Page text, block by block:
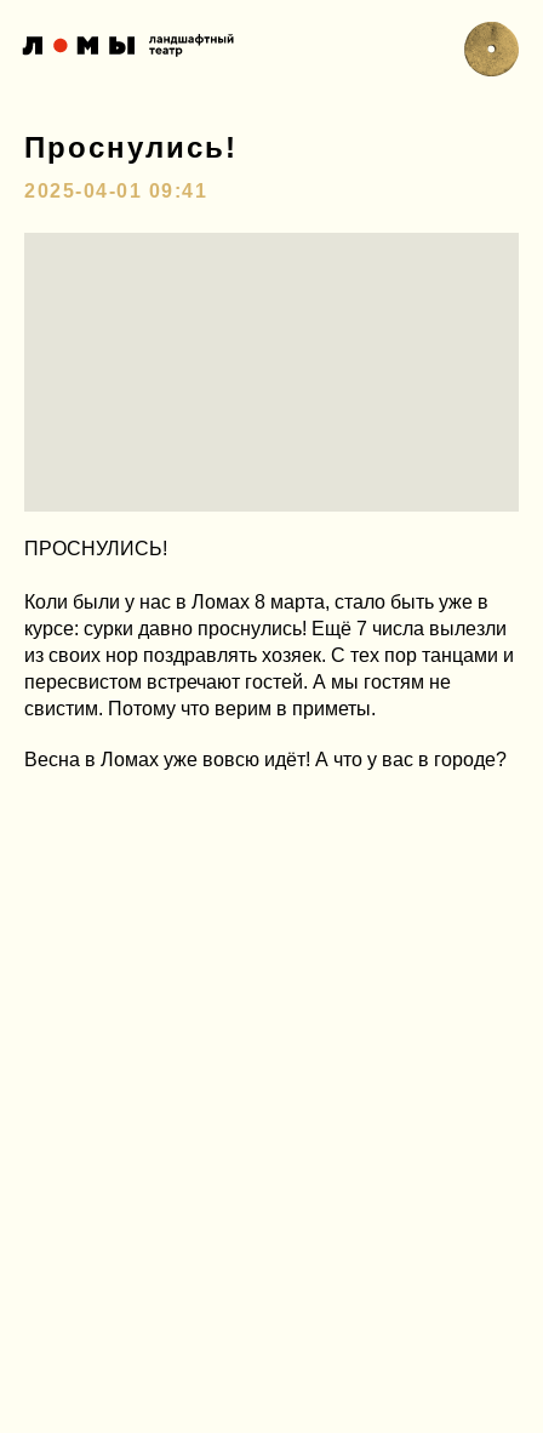
Проснулись!
2025-04-01 09:41
ПРОСНУЛИСЬ!
Коли были у нас в Ломах 8 марта, стало быть уже в
курсе: сурки давно проснулись! Ещё 7 числа вылезли
из своих нор поздравлять хозяек. С тех пор танцами и
пересвистом встречают гостей. А мы гостям не
свистим. Потому что верим в приметы.
Весна в Ломах уже вовсю идёт! А что у вас в городе?